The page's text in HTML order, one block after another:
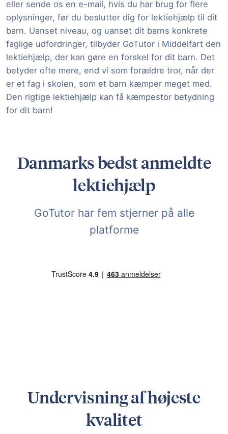
eller sende os en e-mail, hvis du har brug for flere
oplysninger, før du beslutter dig for lektiehjælp til dit
barn. Uanset niveau, og uanset dit barns konkrete
faglige udfordringer, tilbyder GoTutor i Middelfart den
lektiehjælp, der kan gøre en forskel for dit barn. Det
betyder ofte mere, end vi som forældre tror, når der
er et fag i skolen, som et barn kæmper meget med.
Den rigtige lektiehjælp kan få kæmpestor betydning
for dit barn!
Danmarks bedst anmeldte
lektiehjælp
GoTutor har fem stjerner på alle
platforme
Undervisning af højeste
kvalitet